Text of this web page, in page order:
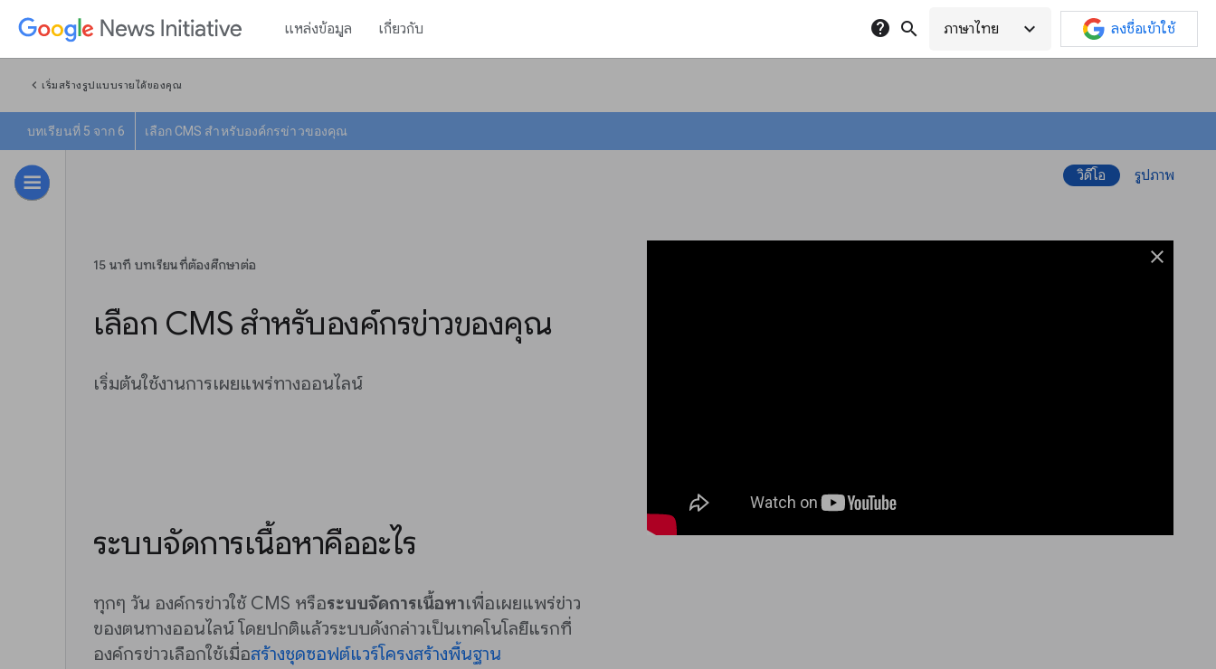
แหล่งข้อมูล เกี่ยวกับ help search ภาษาไทย expand_more ลงชื่อเข้าใช้
chevron_left เริ่มสร้างรูปแบบรายได้ของคุณ
บทเรียนที่ 5 จาก 6 เลือก CMS สำหรับองค์กรข่าวของคุณ
วิดีโอ รูปภาพ
close
15 นาที บทเรียนที่ต้องศึกษาต่อ
เลือก CMS สำหรับองค์กรข่าวของคุณ
เริ่มต้นใช้งานการเผยแพร่ทางออนไลน์
ระบบจัดการเนื้อหาคืออะไร
ทุกๆ วัน องค์กรข่าวใช้ CMS หรือระบบจัดการเนื้อหาเพื่อเผยแพร่ข่าว
ของตนทางออนไลน์ โดยปกติแล้วระบบดังกล่าวเป็นเทคโนโลยีแรกที่
องค์กรข่าวเลือกใช้เมื่อสร้างชุดซอฟต์แวร์โครงสร้างพื้นฐาน